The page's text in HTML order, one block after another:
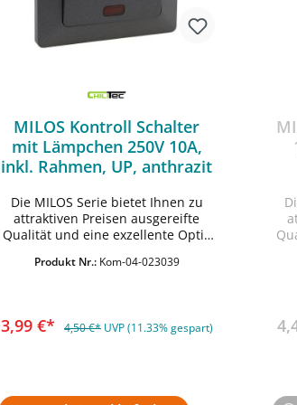
MILOS Kontroll Schalter
mit Lämpchen 250V 10A,
inkl. Rahmen, UP, anthrazit
Die MILOS Serie bietet Ihnen zu
attraktiven Preisen ausgereifte
Qualität und eine exzellente Optik
• alle Komponenten für Längs- und
Kontroll-Lämpchen AN wenn Licht
AUS • Maße: 80x80x25mm
Produkt Nr.: Kom-04-023039
3,99 €* 4,50 €* UVP (11.33% gespart)
In den Warenkorb
•